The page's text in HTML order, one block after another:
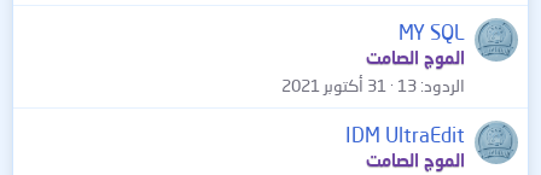
MY SQL
الموج الصامت
الردود 13 31 أكتوبر 2021
IDM UltraEdit
الموج الصامت